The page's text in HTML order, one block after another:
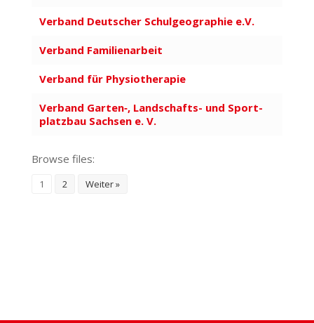
Verband Deut­scher Schul­geo­graphie e.V.
Verband Fami­li­en­arbeit
Verband für Physio­the­rapie
Verband Garten‑, Landschafts- und Sport­
platzbau Sachsen e. V.
Browse files:
1 2 Weiter »